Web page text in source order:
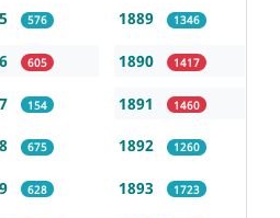
576
605
154
675
628
1889 1346
1890 1417
1891 1460
1892 1260
1893 1723